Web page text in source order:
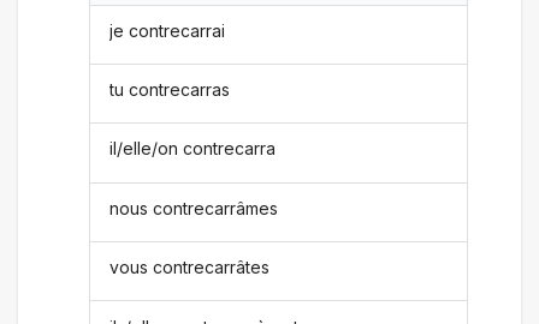
je contrecarrai
tu contrecarras
il/elle/on contrecarra
nous contrecarrâmes
vous contrecarrâtes